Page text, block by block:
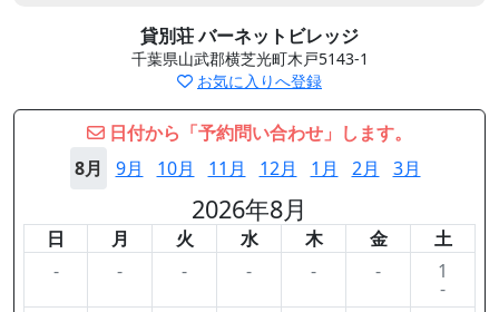
貸別荘 バーネットビレッジ
千葉県山武郡横芝光町木戸5143-1
お気に入りへ登録
日付から「予約問い合わせ」します。
8月
9月 10月 11月 12月 1月 2月 3月
2026年8月
日 月 火 水 木 金
土
-
- - - - - 1
-